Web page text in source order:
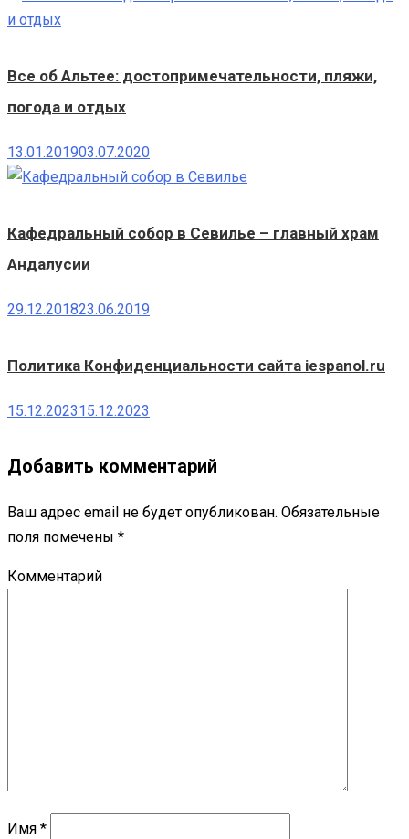
Все об Альтее: достопримечательности, пляжи,
погода и отдых
13.01.201903.07.2020
Кафедральный собор в Севилье – главный храм
Андалусии
29.12.201823.06.2019
Политика Конфиденциальности сайта iespanol.ru
15.12.202315.12.2023
Добавить комментарий
Ваш адрес email не будет опубликован. Обязательные
поля помечены *
Комментарий
Имя *